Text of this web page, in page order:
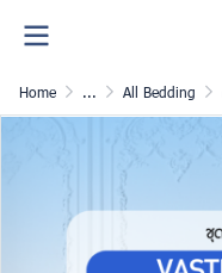
Home ... All Bedding